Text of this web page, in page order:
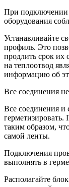
При подключении
оборудования
Устанавливайте
профиль. Это
продлить срок их
на теплоотвод
информацию об
Все соединения
Все соединения
таким образом,
самой ленты.
Подключения
выполнять в
Располагайте